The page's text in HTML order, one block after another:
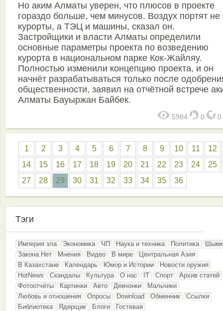
Но аким Алматы уверен, что плюсов в проекте
гораздо больше, чем минусов. Воздух портят не
курорты, а ТЭЦ и машины, сказал он.
Застройщики и власти Алматы определили
основные параметры проекта по возведению
курорта в национальном парке Кок-Жайляу.
Полностью изменили концепцию проекта, и он
начнёт разрабатываться только после
общественности, заявил на отчётной встрече
Алматы Бауыржан Байбек.
5984 0 0
1 2 3 4 5 6 7 8 9 10 11
12
14
15 16 17 18 19 20 21 22 23 24
25
27
28 29 30 31 32 33 34 35 36
Тэги
Империя зла Экономика ЧП Наука и техника Политика
Закона.Нет
Мнения Видео В мире
Центральная Азия
В Казахстане
Календарь Юмор и Истории
Новости оружия
HotNews
Скандалы Культура О нас IT Спорт
Архив статей
Фотоотчёты
Картинки Авто Девчонки
Мальчики
Любовь и отношения
Опросы Download Обменник
Ссылки
Библиотека
Ядерщик Блоги Гостевая